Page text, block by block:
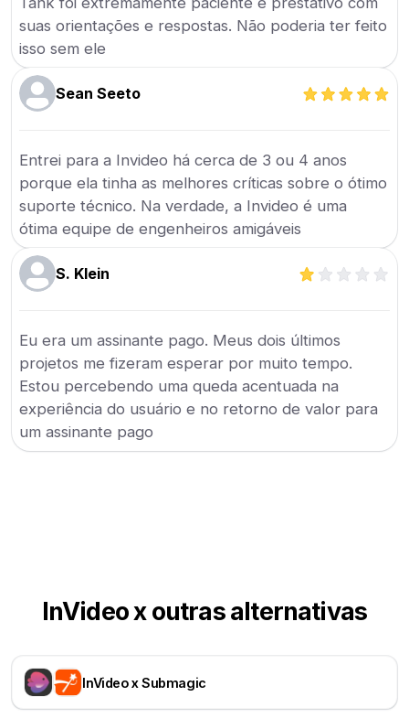
suas orientações e respostas. Não poderia ter feito
isso sem ele
Sean Seeto
Entrei para a Invideo há cerca de 3 ou 4 anos
porque ela tinha as melhores críticas sobre o ótimo
suporte técnico. Na verdade, a Invideo é uma
ótima equipe de engenheiros amigáveis
S. Klein
Eu era um assinante pago. Meus dois últimos
projetos me fizeram esperar por muito tempo.
Estou percebendo uma queda acentuada na
experiência do usuário e no retorno de valor para
um assinante pago
InVideo x outras alternativas
InVideo x Submagic